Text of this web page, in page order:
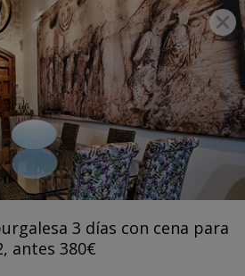
® ÚNETE
OFERTAS TRAVELZOO
Agotada
el 05 julio, 2026 y expiró el 02
agosto, 2026.
en vigor
DE DUERO
3 días con cena para
antes 380€